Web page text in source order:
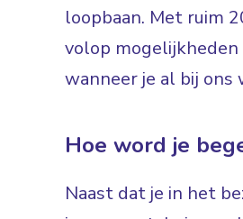
loopbaan. Met ruim
volop
wanneer je al bij ons
Hoe word je
Naast dat je in het